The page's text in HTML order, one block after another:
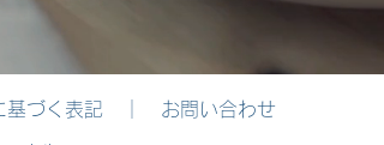
基づく表記 お問い合わせ